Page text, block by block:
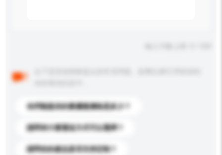
你們能提供的最優惠價格是多少？
請問有什麼運送方式可以選擇？
請問你的產品是否支持定制？